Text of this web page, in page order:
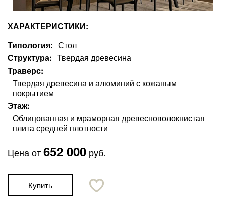
ХАРАКТЕРИСТИКИ:
Типология
Стол
Структура
Твердая древесина
Траверс
Твердая древесина и алюминий с кожаным
покрытием
Этаж
Облицованная и мраморная древесноволокнистая
плита средней плотности
Цена от652 000 руб.
Купить